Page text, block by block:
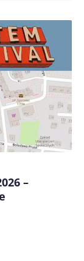
podczas
–